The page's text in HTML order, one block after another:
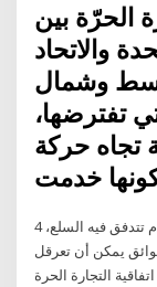
الحرّة بين
والاتحاد
وشمال
تفترضها،
تجاه حركة
كونها خدمت
4 تشرين الثاني (نوفمبر) 2017 التجارة الحرة هي نظام تتدفق فيه السلع،
يمكن أن تعرقل
التجارة الحرة